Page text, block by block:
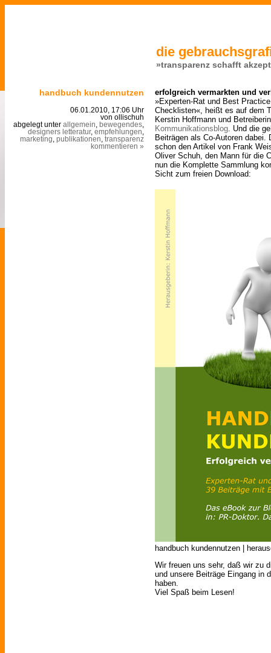
die
»transparenz schafft
handbuch kundennutzen
06.01.2010, 17:06 Uhr
von ollischuh
abgelegt unter allgemein bewegendes
designers letteratur, empfehlungen
marketing publikationen transparenz
kommentieren »
erfolgreich vermarkten und
»Experten-Rat und Best
Checklisten«, heißt es auf dem
Kerstin Hoffmann und
Kommunikationsblog . Und die
Beiträgen als Co-Autoren dabei.
schon den Artikel von Frank
Oliver Schuh, den Mann für die
nun die Komplette Sammlung
Sicht zum freien Download:
handbuch kundennutzen |
Wir freuen uns sehr, daß wir zu
und unsere Beiträge Eingang in
haben.
Viel Spaß beim Lesen!